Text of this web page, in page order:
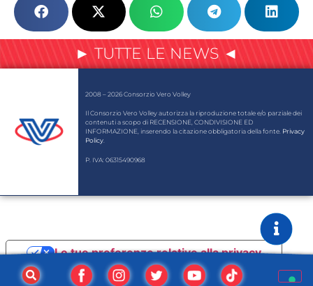
► TUTTE LE NEWS ◄
2008 – 2026 Consorzio Vero Volley
Il Consorzio Vero Volley autorizza la riproduzione totale e/o parziale dei
contenuti a scopo di RECENSIONE, CONDIVISIONE ED
INFORMAZIONE, inserendo la citazione obbligatoria della fonte. Privacy
Policy
P. IVA: 06315490968
Informativa sulla raccolta
Le tue preferenze relative alla privacy